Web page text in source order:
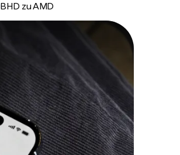
BHD zu AMD